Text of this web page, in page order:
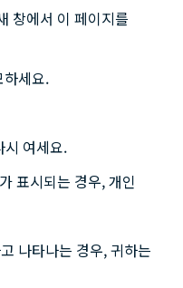
창에서 이 페이지를
하세요.
시 여세요.
표시되는 경우, 개인
나타나는 경우, 귀하는